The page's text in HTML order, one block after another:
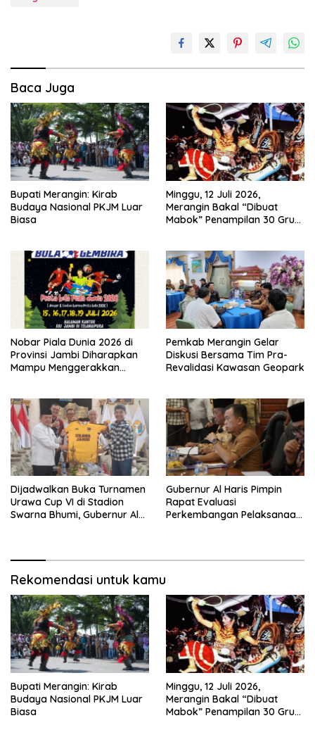
Baca Juga
Bupati Merangin: Kirab
Budaya Nasional PKJM Luar
Biasa
Minggu, 12 Juli 2026,
Merangin Bakal “Dibuat
Mabok” Penampilan 30 Grup
Nobar Piala Dunia 2026 di
Provinsi Jambi Diharapkan
Mampu Menggerakkan
Pemkab Merangin Gelar
Diskusi Bersama Tim Pra-
Revalidasi Kawasan Geopark
Dijadwalkan Buka Turnamen
Urawa Cup VI di Stadion
Swarna Bhumi, Gubernur Al
Gubernur Al Haris Pimpin
Rapat Evaluasi
Perkembangan Pelaksanaan
Rekomendasi untuk kamu
Bupati Merangin: Kirab
Budaya Nasional PKJM Luar
Biasa
Minggu, 12 Juli 2026,
Merangin Bakal “Dibuat
Mabok” Penampilan 30 Grup